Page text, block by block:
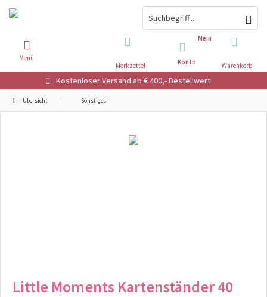
Kostenloser Versand ab € 400,- Bestellwert
Warenkorb
Merkzettel
Mein
Konto
Menü
Übersicht Sonstiges
Little Moments Kartenständer 40